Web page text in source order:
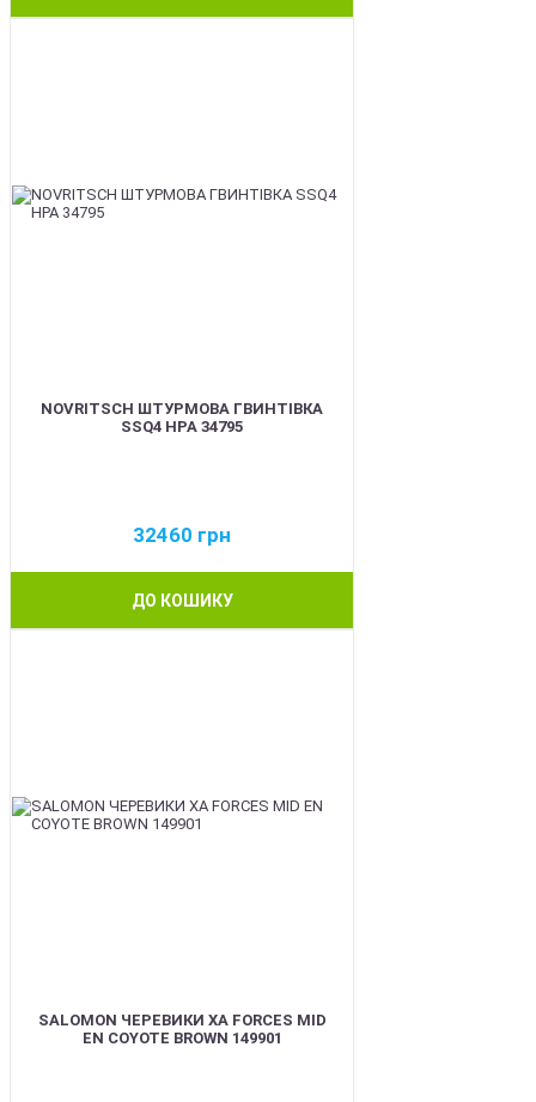
NOVRITSCH ШТУРМОВА ГВИНТІВКА
SSQ4 HPA 34795
32460 грн
ДО КОШИКУ
SALOMON ЧЕРЕВИКИ XA FORCES MID
EN COYOTE BROWN 149901